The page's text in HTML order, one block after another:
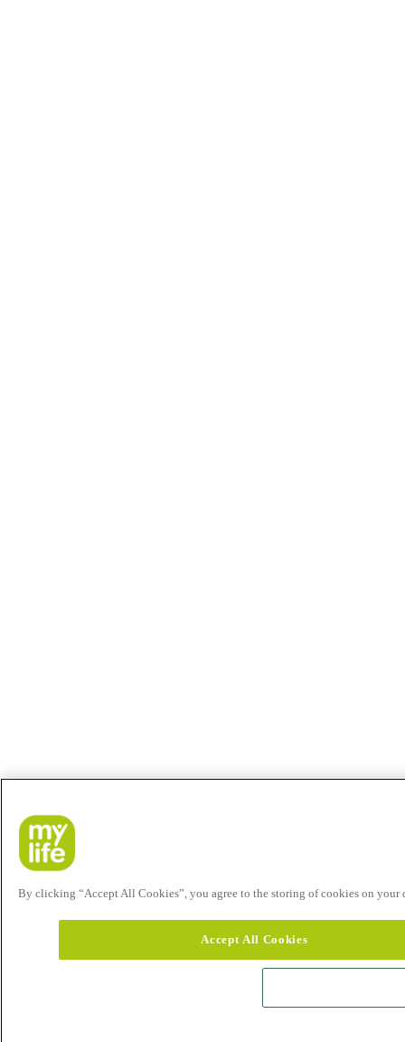
By clicking “Accept All Cookies”, you agree to the storing of cookies on your
Accept All Cookies